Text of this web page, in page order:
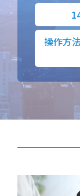
操作方